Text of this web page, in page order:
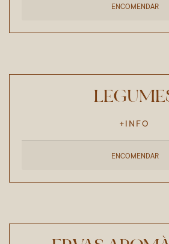
ENCOMENDAR
+INFO
ENCOMENDAR